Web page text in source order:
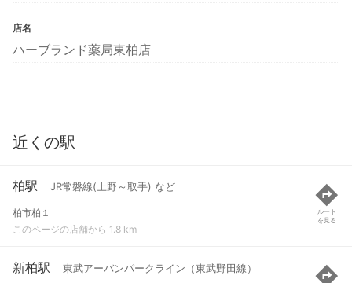
店名
ハーブランド薬局東柏店
近くの駅
柏駅 JR常磐線(上野～取手) など
柏市柏１
このページの店舗から 1.8 km
ルート
を見る
新柏駅 東武アーバンパークライン（東武野田線）